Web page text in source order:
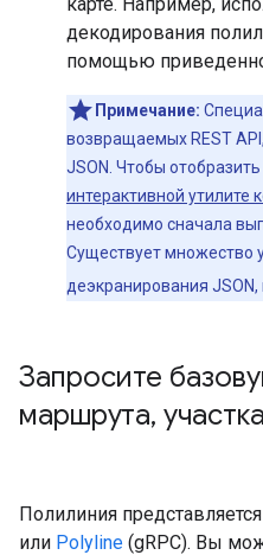
декодирования
помощью
Примечание:
возвращаемых REST
JSON. Чтобы
интерактивной утилите
необходимо сначала
Существует множество
деэкранирования
Запросите
маршрута,
Полилиния
или Polyline (gRPC). Вы